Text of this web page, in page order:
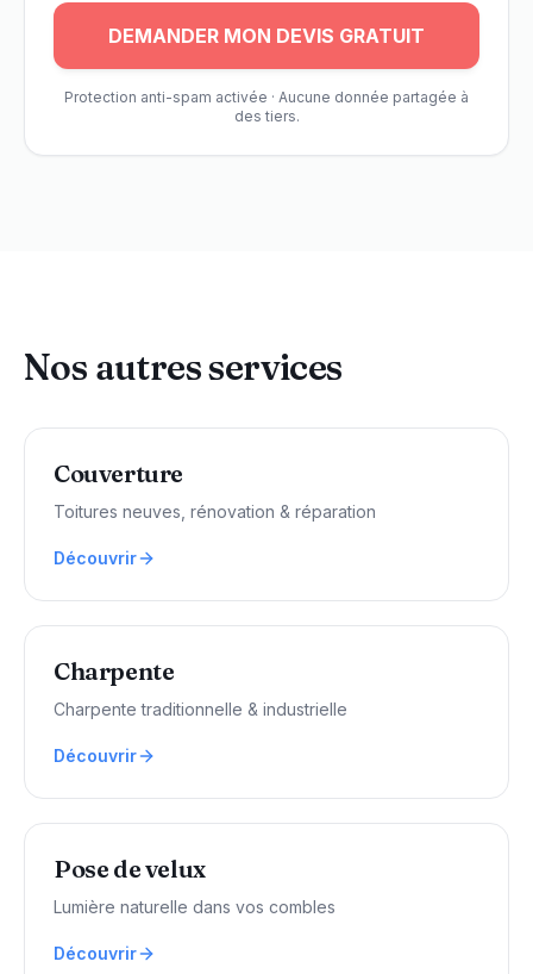
DEMANDER MON DEVIS GRATUIT
Protection anti-spam activée · Aucune donnée partagée à
des tiers.
Nos autres services
Couverture
Toitures neuves, rénovation & réparation
Découvrir
Charpente
Charpente traditionnelle & industrielle
Découvrir
Pose de velux
Lumière naturelle dans vos combles
Découvrir